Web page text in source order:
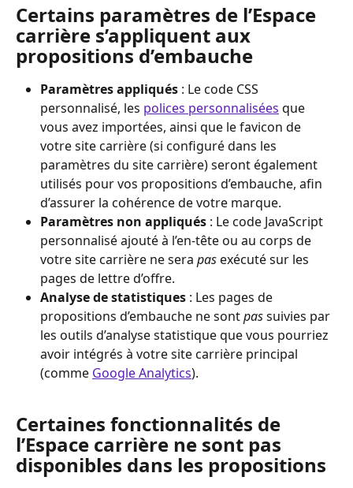
Certains paramètres de l’Espace
carrière s’appliquent aux
propositions d’embauche
Paramètres appliqués : Le code CSS
personnalisé, les polices personnalisées que
vous avez importées, ainsi que le favicon de
votre site carrière (si configuré dans les
paramètres du site carrière) seront également
utilisés pour vos propositions d’embauche, afin
d’assurer la cohérence de votre marque.
Paramètres non appliqués : Le code JavaScript
personnalisé ajouté à l’en-tête ou au corps de
votre site carrière ne sera pas exécuté sur les
pages de lettre d’offre.
Analyse de statistiques : Les pages de
propositions d’embauche ne sont pas suivies par
les outils d’analyse statistique que vous pourriez
avoir intégrés à votre site carrière principal
(comme Google Analytics).
Certaines fonctionnalités de
l’Espace carrière ne sont pas
disponibles dans les propositions